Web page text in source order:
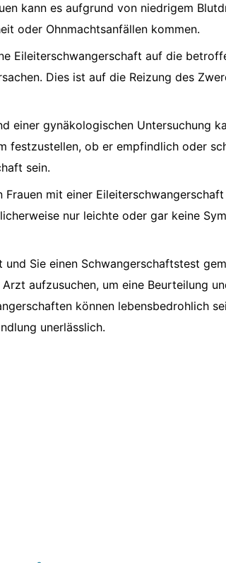
kann es aufgrund von niedrigem
oder Ohnmachtsanfällen kommen.
Eileiterschwangerschaft auf die
Dies ist auf die Reizung des
einer gynäkologischen Untersuchung
festzustellen, ob er empfindlich oder
sein.
mit einer
nur leichte oder gar keine
Sie einen Schwangerschaftstest
aufzusuchen, um eine Beurteilung
können lebensbedrohlich
unerlässlich.